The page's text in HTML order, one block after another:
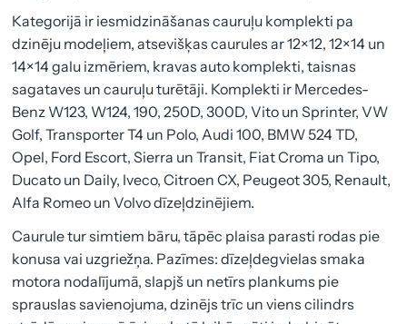
Kategorijā ir iesmidzināšanas cauruļu komplekti pa
dzinēju modeļiem, atsevišķas caurules ar 12×12, 12×14 un
14×14 galu izmēriem, kravas auto komplekti, taisnas
sagataves un cauruļu turētāji. Komplekti ir Mercedes-
Benz W123, W124, 190, 250D, 300D, Vito un Sprinter, VW
Golf, Transporter T4 un Polo, Audi 100, BMW 524 TD,
Opel, Ford Escort, Sierra un Transit, Fiat Croma un Tipo,
Ducato un Daily, Iveco, Citroen CX, Peugeot 305, Renault,
Alfa Romeo un Volvo dīzeļdzinējiem.
Caurule tur simtiem bāru, tāpēc plaisa parasti rodas pie
konusa vai uzgriežņa. Pazīmes: dīzeļdegvielas smaka
motora nodalījumā, slapjš un netīrs plankums pie
sprauslas savienojuma, dzinējs trīc un viens cilindrs